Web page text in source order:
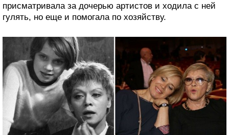
присматривала за дочерью артистов и ходила с ней
гулять, но еще и помогала по хозяйству.